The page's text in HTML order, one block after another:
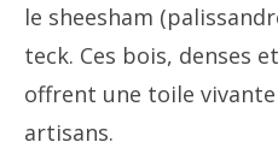
le sheesham
teck. Ces bois, denses
offrent une toile vivante
artisans.